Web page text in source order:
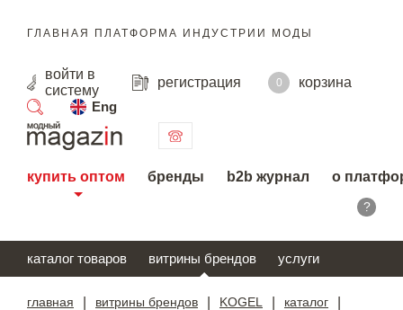
ГЛАВНАЯ ПЛАТФОРМА ИНДУСТРИИ МОДЫ
войти в
систему
регистрация 0
корзина
Eng
поиск
купить оптом бренды b2b журнал о
?
каталог товаров витрины брендов услуги
главная витрины брендов KOGEL каталог